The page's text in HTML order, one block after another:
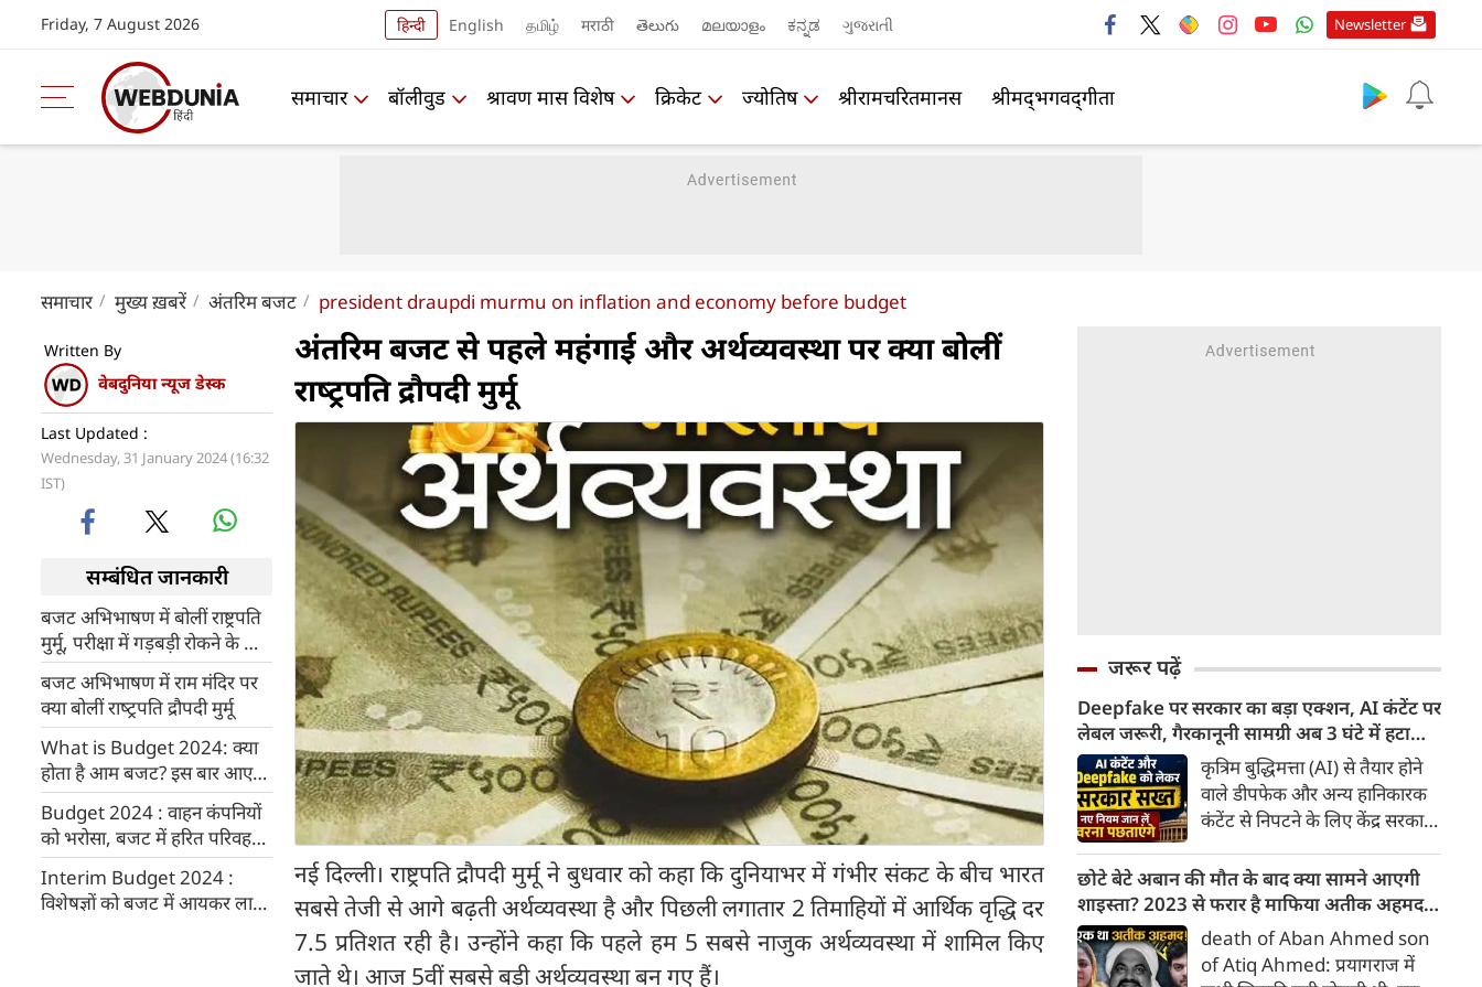
Friday, 7 August 2026 हिन्दी English தமிழ் मराठी తెలుగు മലയാളം ಕನ್ನಡ ગુજરાતી Newsletter
समाचार बॉलीवुड श्रावण मास विशेष क्रिकेट ज्योतिष श्रीरामचरितमानस श्रीमद्‍भगवद्‍गीता
समाचार मुख्य ख़बरें अंतरिम बजट president draupdi murmu on inflation and economy before budget
Written By
वेबदुनिया न्यूज डेस्क
Last Updated :
Wednesday, 31 January 2024 (16:32
IST)
सम्बंधित जानकारी
बजट अभिभाषण में बोलीं राष्ट्रपति
मुर्मू, परीक्षा में गड़बड़ी रोकने के लिए
कानून लाएगी सरकार
बजट अभिभाषण में राम ‍मंदिर पर
क्या बोलीं राष्‍ट्रपति द्रौपदी मुर्मू
What is Budget 2024: क्या
होता है आम बजट? इस बार आएगा
अंतरिम बजट
Budget 2024 : वाहन कंपनियों
को भरोसा, बजट में हरित परिवहन
को बढ़ावा देना जारी रखेगी सरकार
Interim Budget 2024 :
विशेषज्ञों को बजट में आयकर लाभ
अंतरिम बजट से पहले महंगाई और अर्थव्यवस्था पर क्या बोलीं
राष्‍ट्रपति द्रौपदी मुर्मू
नई दिल्ली। राष्ट्रपति द्रौपदी मुर्मू ने बुधवार को कहा कि दुनियाभर में गंभीर संकट के बीच भारत
सबसे तेजी से आगे बढ़ती अर्थव्यवस्था है और पिछली लगातार 2 तिमाहियों में आर्थिक वृद्धि दर
7.5 प्रतिशत रही है। उन्होंने कहा कि पहले हम 5 सबसे नाजुक अर्थव्यवस्था में शामिल किए
जाते थे। आज 5वीं सबसे बड़ी अर्थव्यवस्था बन गए हैं।
जरूर पढ़ें
Deepfake पर सरकार का बड़ा एक्शन, AI कंटेंट पर
लेबल जरूरी, गैरकानूनी सामग्री अब 3 घंटे में हटानी
होगी, नए नियम जान लें वरना पछताएंगे
कृत्रिम बुद्धिमत्ता (AI) से तैयार होने
वाले डीपफेक और अन्य हानिकारक
कंटेंट से निपटने के लिए केंद्र सरकार
किया है। सरकार ने AI से तैयार कंटेंट
पर स्पष्ट लेबल और पहचान योग्य
मेटाडेटा उपलब्ध कराना अनिवार्य
किया है। साथ ही, सरकारी या
न्यायालय के आदेश के आधार पर
छोटे बेटे अबान की मौत के बाद क्या सामने आएगी
शाइस्ता? 2023 से फरार है माफिया अतीक अहमद
की पत्नी
death of Aban Ahmed son
of Atiq Ahmed: प्रयागराज में